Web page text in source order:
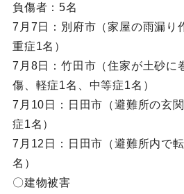
負傷者：5名
7月7日：別府市（家屋の雨漏り
重症1名）
7月8日：竹田市（住家が土砂に
傷、軽症1名、中等症1名）
7月10日：日田市（避難所の玄
症1名）
7月12日：日田市（避難所内で
名）
〇建物被害